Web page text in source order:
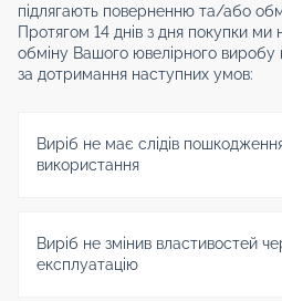
підлягають поверненню та/або
Протягом 14 днів з дня покупки
обміну Вашого ювелірного виробу
за дотримання наступних умов:
Виріб не має слідів
використання
Виріб не змінив властивостей
експлуатацію